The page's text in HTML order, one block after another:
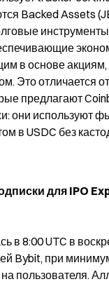
Backed Assets
в основе
Это отличается
предлагают
они используют
в USDC без
для IPO
в 8:00 UTC в
Bybit, при
пользователя.